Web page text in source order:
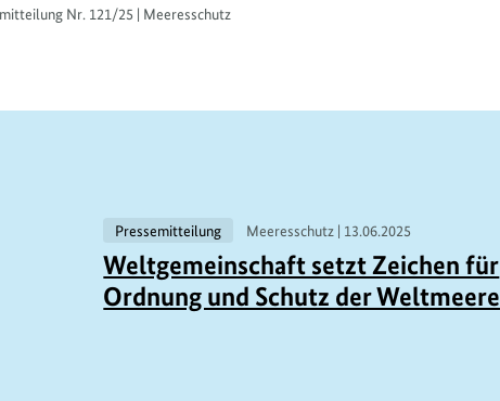
Nr. 121/25 | Meeresschutz
Pressemitteilung Meeresschutz | 13.06.2025
Weltgemeinschaft setzt Zeichen für
Ordnung und Schutz der Weltmeere